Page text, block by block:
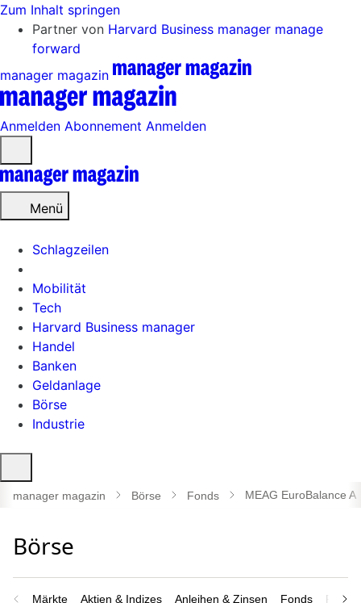
Zum Inhalt springen
Partner von Harvard Business manager manage
forward
manager magazin
Anmelden Abonnement Anmelden
öffnen
Menü
Schlagzeilen
Mobilität
Tech
Harvard Business manager
Handel
Banken
Geldanlage
Börse
Industrie
öffnen
manager magazin Börse Fonds MEAG EuroBalance A
Märkte Aktien & Indizes Anleihen & Zinsen Fonds